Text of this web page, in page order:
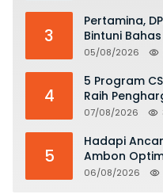
3
Pertamina,
Bintuni
dan LPG
05/08/2026
4
5 Program
Raih
07/08/2026
5
Hadapi
Ambon
Pasokan Air
06/08/2026